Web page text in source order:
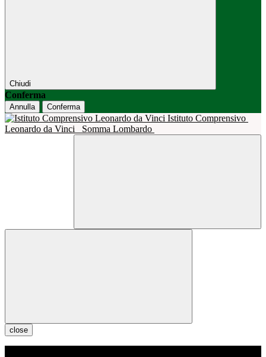
Chiudi
Conferma
Annulla Conferma
Istituto Comprensivo
Leonardo da Vinci
Somma Lombardo
close